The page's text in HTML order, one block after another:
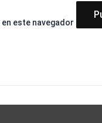
este navegador